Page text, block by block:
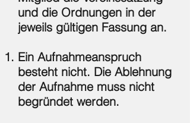
und die Ordnungen in der
jeweils gültigen Fassung an.
Ein Aufnahmeanspruch
besteht nicht. Die Ablehnung
der Aufnahme muss nicht
begründet werden.